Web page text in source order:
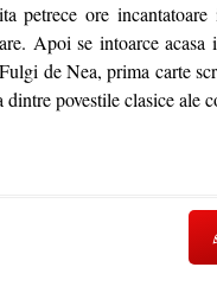
petrece ore
Apoi se intoarce acasa
de Nea, prima carte
povestile clasice ale